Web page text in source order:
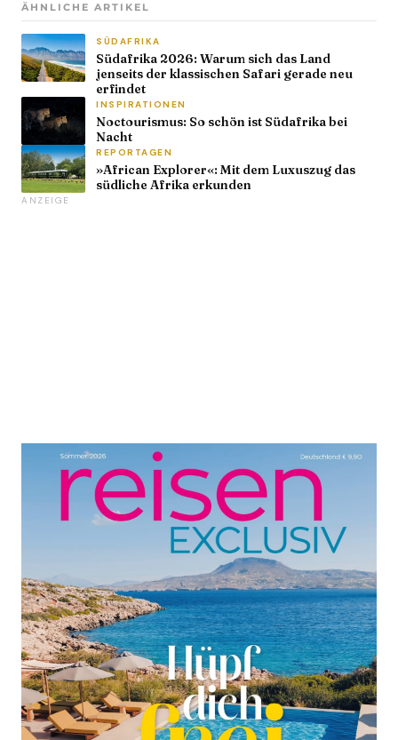
ÄHNLICHE ARTIKEL
SÜDAFRIKA
Südafrika 2026: Warum sich das Land
jenseits der klassischen Safari gerade neu
erfindet
INSPIRATIONEN
Noctourismus: So schön ist Südafrika bei
Nacht
REPORTAGEN
»African Explorer«: Mit dem Luxuszug das
südliche Afrika erkunden
ANZEIGE